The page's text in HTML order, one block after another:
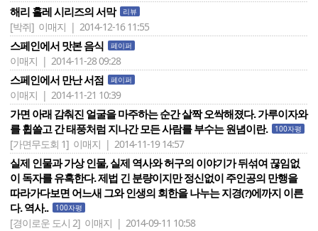
해리 홀레 시리즈의 서막 리뷰
[박쥐] 이매지 | 2014-12-16 11:55
스페인에서 맛본 음식 페이퍼
이매지 | 2014-11-28 09:28
스페인에서 만난 서점 페이퍼
이매지 | 2014-11-21 10:39
가면 아래 감춰진 얼굴을 마주하는 순간 살짝 오싹해졌다. 가루이자와
를 휩쓸고 간 태풍처럼 지나간 모든 사람를 부수는 원념이란.
100자평
[가면무도회 1] 이매지 | 2014-11-19 14:57
실제 인물과 가상 인물, 실제 역사와 허구의 이야기가 뒤섞여 끊임없
이 독자를 유혹한다. 제법 긴 분량이지만 정신없이 주인공의 만행을
따라가다보면 어느새 그와 인생의 회한을 나누는 지경(?)에까지 이른
다. 역사..
100자평
[경이로운 도시 2] 이매지 | 2014-09-11 10:58